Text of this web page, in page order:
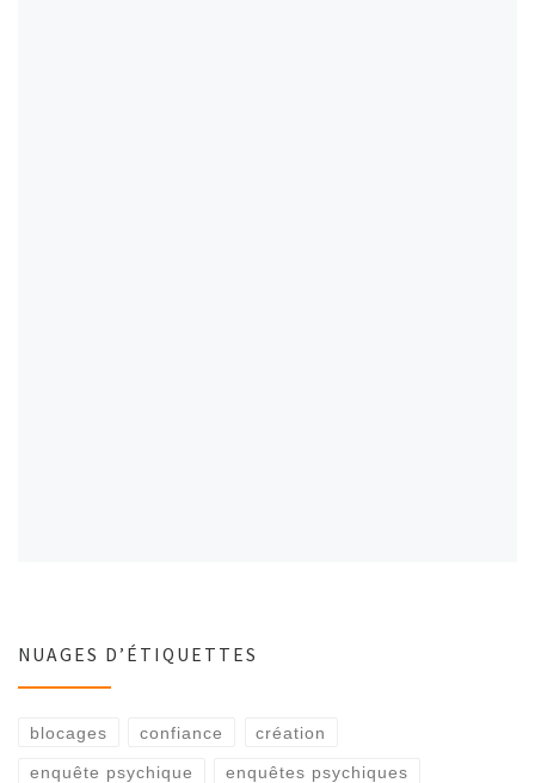
NUAGES D’ÉTIQUETTES
blocages confiance création
enquête psychique enquêtes psychiques